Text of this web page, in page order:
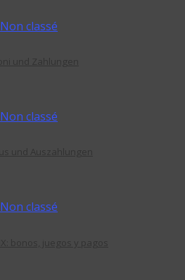
Non classé
Non classé
Non classé